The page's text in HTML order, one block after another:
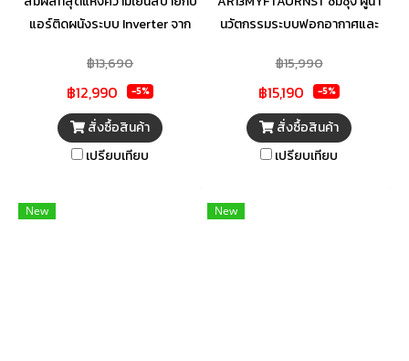
ครบจบในเครื่องเดียว
ครบจบในเครื่องเดียว
แอร์ติดผนังระบบ Inverter จาก
พร้อมนวัตกรรม Gentle Breeze
กระจายลมผ่านรูขนาดเล็กกว่า
1,422 รู ให้ลมเย็นนุ่มนวลไม่ปะทะ
ตัว เย็นเร็วทันใจภายใน 30 วินาที
ด้วยระบบ Fast Cooling แม้
60°C ก็ยังทำงานได้อย่างเสถียร
฿13,690
฿12,990 -5%
สั่งซื้อสินค้า
เปรียบเทียบ
นวัตกรรมระบบฟอกอากาศและ
เพราะพลังแห่งนวัตกรรมใหม่ๆ
ช่วงรังสรรค์ชีวิตให้สมบูรณ์แบบ
มากยิ่งขึ้น กว่า 50 ปี ซัมซุงไม่หยุด
ที่จะคิดค้นและพัฒนาเทคโนโลยี
ระบบฟอกอากาศและระบบปรับ
ความอากาศและความเย็นที่ดีที่สุด
฿15,990
฿15,190 -5%
สั่งซื้อสินค้า
เปรียบเทียบ
New New